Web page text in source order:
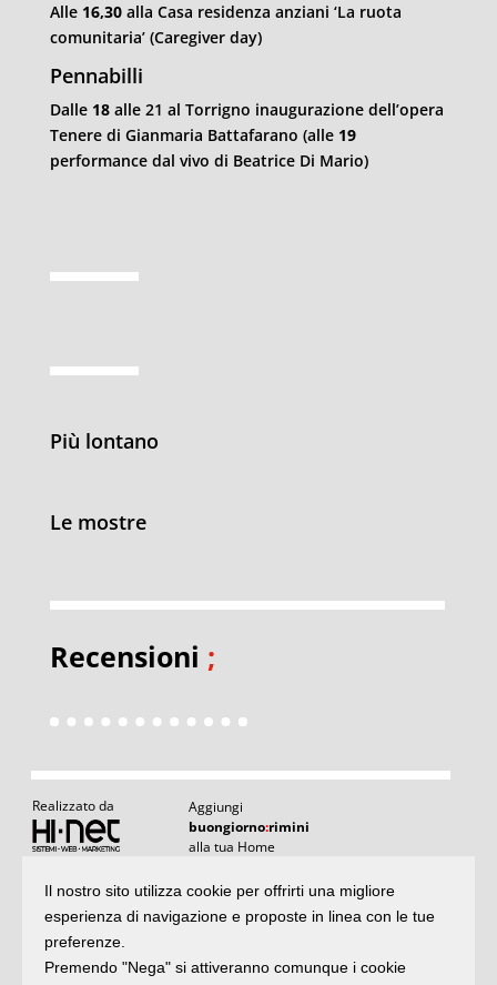
Alle 16,30alla Casa residenza anziani ‘La ruota
comunitaria’ (Caregiver day)
Pennabilli
Dalle 18alle 21 al Torrigno inaugurazione dell’opera
Tenere di Gianmaria Battafarano (alle 19
performance dal vivo di Beatrice Di Mario)
Più lontano
Le mostre
Recensioni ;
Realizzato da
Aggiungi
buongiorno:rimini
alla tua Home
Articoli
e rubriche IArticoli: il meglio di buongiornoRimini
Argomenti:la storia delle notizie
Il nostro sito utilizza cookie per offrirti una migliore
esperienza di navigazione e proposte in linea con le tue
preferenze.
Premendo "Nega" si attiveranno comunque i cookie